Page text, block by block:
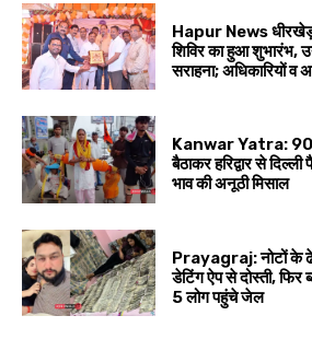
Hapur News
शिविर का हुआ शुभारंभ,
सराहना; अधिकारियों व
Kanwar Yatra: 90
बैठाकर हरिद्वार से
भाव की अनूठी मिसाल
Prayagraj: नोटों के
डेटिंग ऐप से दोस्ती,
5 लोग पहुंचे जेल